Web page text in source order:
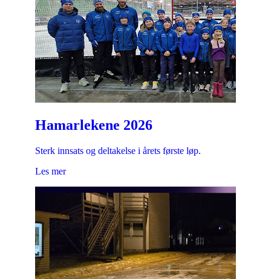
Hamarlekene 2026
Sterk innsats og deltakelse i årets første løp.
Les mer